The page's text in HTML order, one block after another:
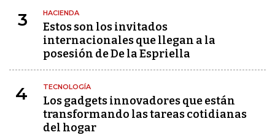
3 HACIENDA
Estos son los invitados
internacionales que llegan a la
posesión de De la Espriella
4 TECNOLOGÍA
Los gadgets innovadores que están
transformando las tareas cotidianas
del hogar